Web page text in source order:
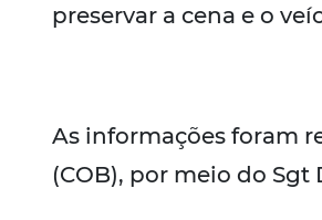
preservar a cena e o
As informações foram
(COB), por meio do Sgt